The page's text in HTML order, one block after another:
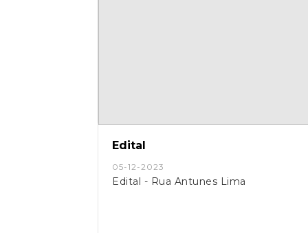
Edital
05-12-2023
Edital - Rua Antunes Lima